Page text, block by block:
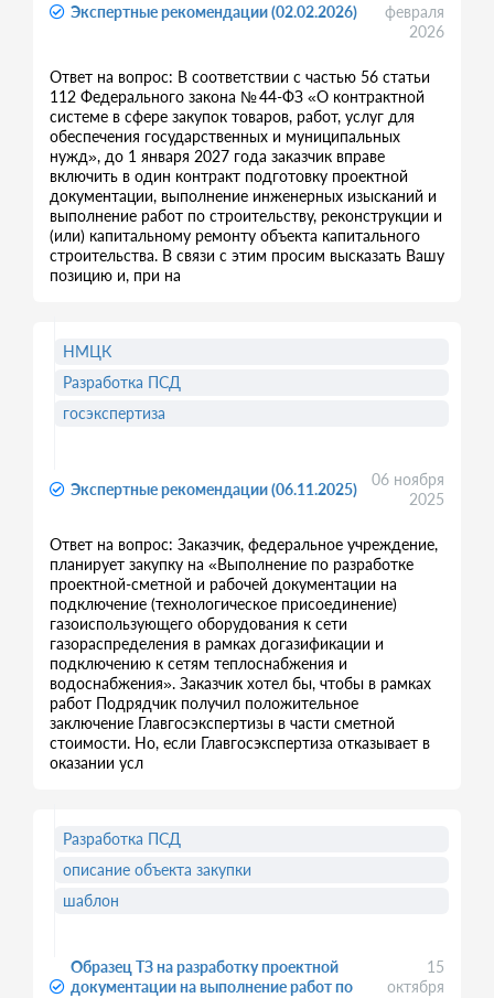
Экспертные рекомендации (02.02.2026)
февраля
2026
Ответ на вопрос: В соответствии с частью 56 статьи
112 Федерального закона № 44-ФЗ «О контрактной
системе в сфере закупок товаров, работ, услуг для
обеспечения государственных и муниципальных
нужд», до 1 января 2027 года заказчик вправе
включить в один контракт подготовку проектной
документации, выполнение инженерных изысканий и
выполнение работ по строительству, реконструкции и
(или) капитальному ремонту объекта капитального
строительства. В связи с этим просим высказать Вашу
позицию и, при на
Экспертные рекомендации (06.11.2025)
06 ноября
2025
Ответ на вопрос: Заказчик, федеральное учреждение,
планирует закупку на «Выполнение по разработке
проектной-сметной и рабочей документации на
подключение (технологическое присоединение)
газоиспользующего оборудования к сети
газораспределения в рамках догазификации и
подключению к сетям теплоснабжения и
водоснабжения». Заказчик хотел бы, чтобы в рамках
работ Подрядчик получил положительное
заключение Главгосэкспертизы в части сметной
стоимости. Но, если Главгосэкспертиза отказывает в
оказании усл
НМЦК
Разработка ПСД
госэкспертиза
Образец ТЗ на разработку проектной
документации на выполнение работ по
15
октября
Разработка ПСД
описание объекта закупки
шаблон